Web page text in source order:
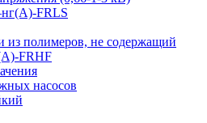
FRLS
из полимеров, не содержащий
FRHF
насосов